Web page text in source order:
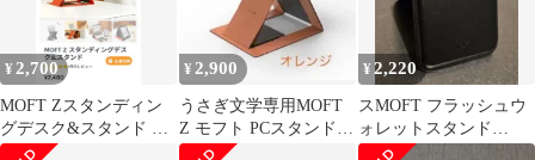
¥ 2,700
MOFT Zスタンディン
グデスク&スタンド オ
レンジ
¥ 2,900
うさぎ文学専用MOFT
Z モフト PCスタンド
軽量 オレンジ
¥ 2,220
スMOFT フラッシュウ
ォレットスタンド
Magsafe対応カードケー